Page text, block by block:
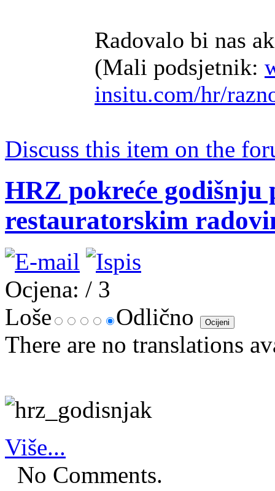
Radovalo bi nas
(Mali podsjetnik:
insitu.com/hr/
Discuss this item on the
HRZ pokreće
restauratorskim
Ocjena: / 3
Loše
Odlično
There are no translations
Više...
No Comments.